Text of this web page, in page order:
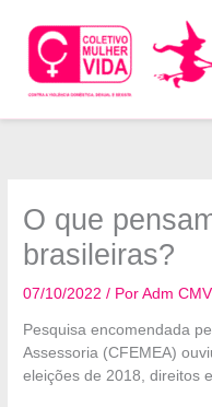
para
conteúdo
O que
brasileiras?
07/10/2022/ PorAdm
Pesquisa encomendada
Assessoria (CFEMEA)
eleições de 2018, direitos